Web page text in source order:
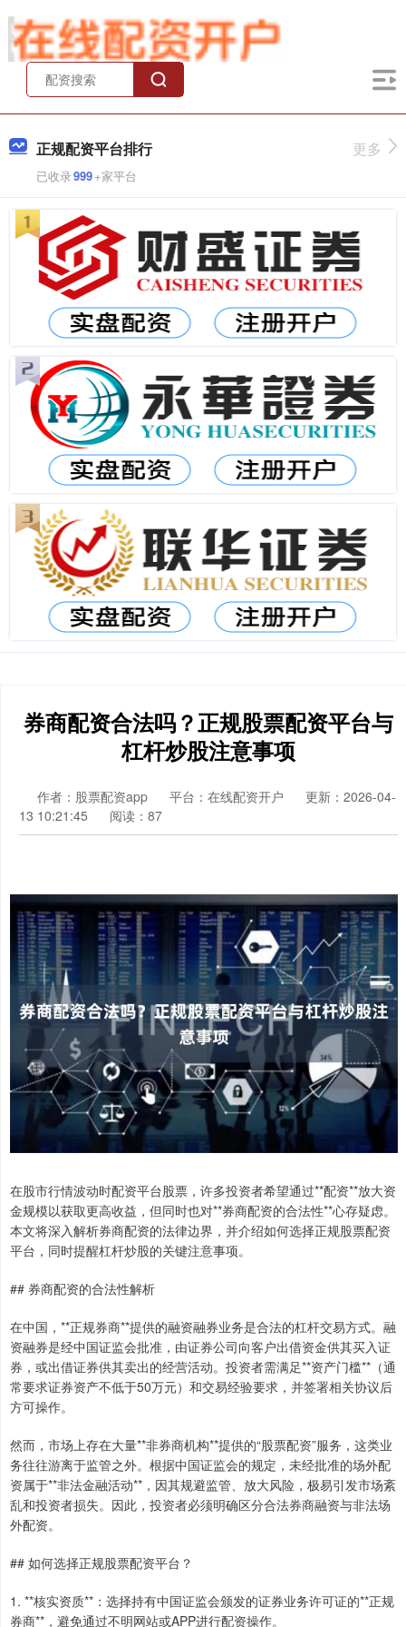
正规配资平台排行
已收录999+家平台
更多
券商配资合法吗？正规股票配资平台与
杠杆炒股注意事项
作者：股票配资app 平台：在线配资开户
更新：2026-04-
13 10:21:45
阅读：87
在股市行情波动时配资平台股票，许多投资者希望通过**配资**放大资
金规模以获取更高收益，但同时也对**券商配资的合法性**心存疑虑。
本文将深入解析券商配资的法律边界，并介绍如何选择正规股票配资
平台，同时提醒杠杆炒股的关键注意事项。
## 券商配资的合法性解析
在中国，**正规券商**提供的融资融券业务是合法的杠杆交易方式。融
资融券是经中国证监会批准，由证券公司向客户出借资金供其买入证
券，或出借证券供其卖出的经营活动。投资者需满足**资产门槛**（通
常要求证券资产不低于50万元）和交易经验要求，并签署相关协议后
方可操作。
然而，市场上存在大量**非券商机构**提供的“股票配资”服务，这类业
务往往游离于监管之外。根据中国证监会的规定，未经批准的场外配
资属于**非法金融活动**，因其规避监管、放大风险，极易引发市场紊
乱和投资者损失。因此，投资者必须明确区分合法券商融资与非法场
外配资。
## 如何选择正规股票配资平台？
1. **核实资质**：选择持有中国证监会颁发的证券业务许可证的**正规
券商**，避免通过不明网站或APP进行配资操作。